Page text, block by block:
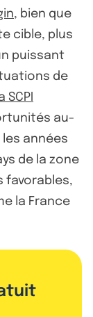
, bien que
cible, plus
puissant
de
SCPI
au-
années
de la zone
favorables,
la France